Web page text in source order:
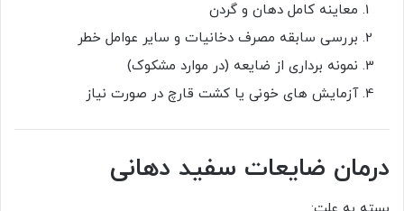
معاینه کامل دهان و گردن
بررسی سابقه مصرف دخانیات و سایر عوامل خطر
نمونه برداری از ضایعه (در موارد مشکوک)
آزمایش های خونی یا کشت قارچ در صورت نیاز
درمان ضایعات سفید دهانی